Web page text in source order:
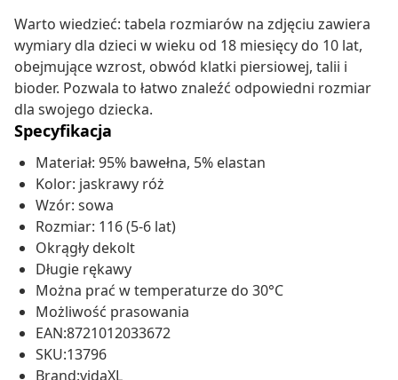
Warto wiedzieć: tabela rozmiarów na zdjęciu zawiera
wymiary dla dzieci w wieku od 18 miesięcy do 10 lat,
obejmujące wzrost, obwód klatki piersiowej, talii i
bioder. Pozwala to łatwo znaleźć odpowiedni rozmiar
dla swojego dziecka.
Specyfikacja
Materiał: 95% bawełna, 5% elastan
Kolor: jaskrawy róż
Wzór: sowa
Rozmiar: 116 (5-6 lat)
Okrągły dekolt
Długie rękawy
Można prać w temperaturze do 30°C
Możliwość prasowania
EAN:8721012033672
SKU:13796
Brand:vidaXL